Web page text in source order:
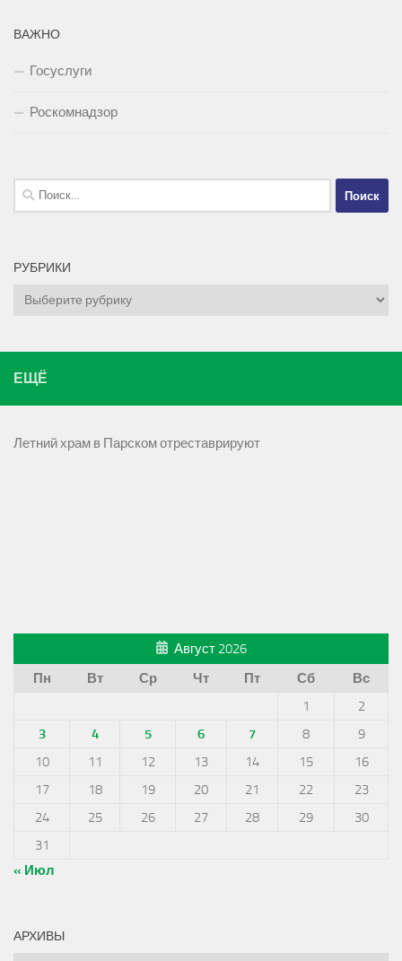
ВАЖНО
Госуслуги
Роскомнадзор
Найти:
РУБРИКИ
Рубрики
ЕЩЁ
Летний храм в Парском отреставрируют
Август 2026
Пн
Вт Ср Чт Пт Сб
Вс
1
2
3
4 5 6 7 8
9
10
11 12 13 14 15
16
17
18 19 20 21 22
23
24
25 26 27 28 29
30
31
« Июл
АРХИВЫ